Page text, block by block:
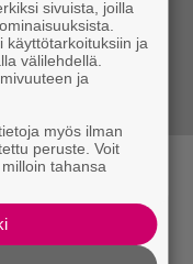
uutta” –
nimeää
sivuista, joilla
käyttötarkoituksiin ja
välilehdellä.
ja
myös ilman
peruste. Voit
tahansa